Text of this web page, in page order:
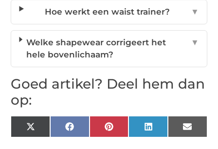
Hoe werkt een waist trainer? ▼
Welke shapewear corrigeert het
hele bovenlichaam?
▼
Goed artikel? Deel hem dan
op:
X
(Twitter)
FacebookPinterestLinkedIn Email